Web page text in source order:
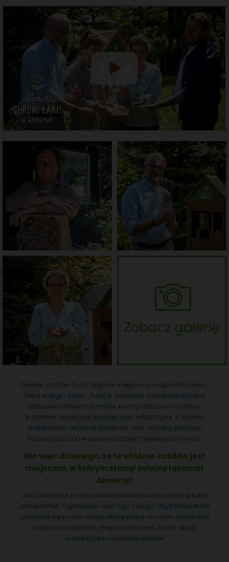
Osiedle Jazdów to szczególne miejsce na mapie Warszawy.
Pełne energii i zieleni. Tutaj w otoczeniu charakterystycznej
zabudowy fińskich domków kwitną rozliczne inicjatywy
kulturalne, społeczne, ekologiczne i edukacyjne. A lokalna
społeczność aktywnie działa na rzecz ochrony przyrody,
hodowli pszczół i wspierania dzikiej miejskiej roślinności.
Nic więc dziwnego, że to właśnie Jazdów jest
miejscem, w którym stanął kolejny łąkomat
Almette!
Jak zawsze był z nami przedstawiciel Fundacji Łąka, a także
profesor Piotr Tryjanowski oraz Olga z bloga Olga Smile, która
podzieliła się z nami swoją ukrytą pasją do roślin. Koniecznie
zobaczcie nagranie z tego wydarzenia. A przy okazji
odwiedźcie to niezwykłe osiedle!